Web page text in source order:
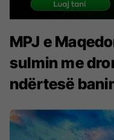
MPJ e
sulmin me
ndërtesë